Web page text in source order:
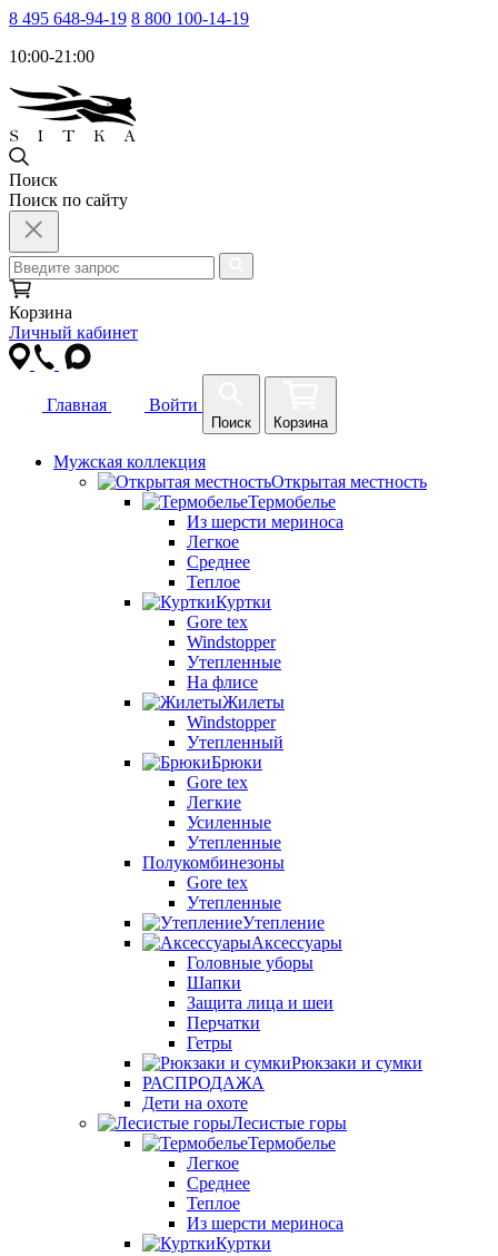
8 495 648-94-19 8 800 100-14-19
10:00-21:00
Поиск
Поиск по сайту
Корзина
Личный кабинет
Главная Войти
Поиск Корзина
Мужская коллекция
Открытая местность
Термобелье
Из шерсти мериноса
Легкое
Среднее
Теплое
Куртки
Gore tex
Windstopper
Утепленные
На флисе
Жилеты
Windstopper
Утепленный
Брюки
Gore tex
Легкие
Усиленные
Утепленные
Полукомбинезоны
Gore tex
Утепленные
Утепление
Аксессуары
Головные уборы
Шапки
Защита лица и шеи
Перчатки
Гетры
Рюкзаки и сумки
РАСПРОДАЖА
Дети на охоте
Лесистые горы
Термобелье
Легкое
Среднее
Теплое
Из шерсти мериноса
Куртки